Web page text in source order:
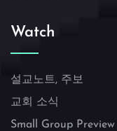
Watch
설교노트, 주보
교회 소식
Small Group Preview